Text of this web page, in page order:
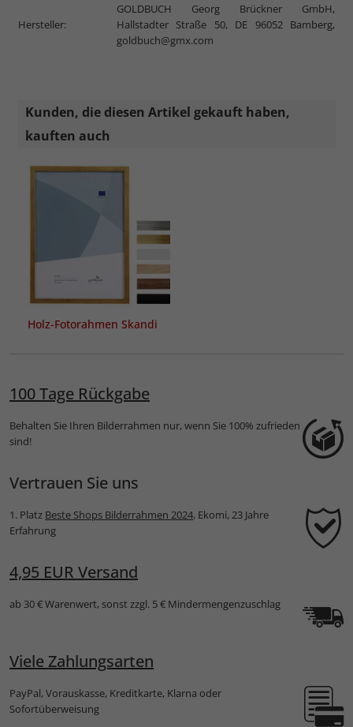
Hersteller:
GOLDBUCH Georg Brückner GmbH,
Hallstadter Straße 50, DE 96052 Bamberg,
goldbuch@gmx.com
Kunden, die diesen Artikel gekauft haben,
kauften auch
Holz-Fotorahmen Skandi
100 Tage Rückgabe
Behalten Sie Ihren Bilderrahmen nur, wenn Sie 100% zufrieden
sind!
Vertrauen Sie uns
1. Platz Beste Shops Bilderrahmen 2024, Ekomi, 23 Jahre
Erfahrung
4,95 EUR Versand
ab 30 € Warenwert, sonst zzgl. 5 € Mindermengenzuschlag
Viele Zahlungsarten
PayPal, Vorauskasse, Kreditkarte, Klarna oder
Sofortüberweisung